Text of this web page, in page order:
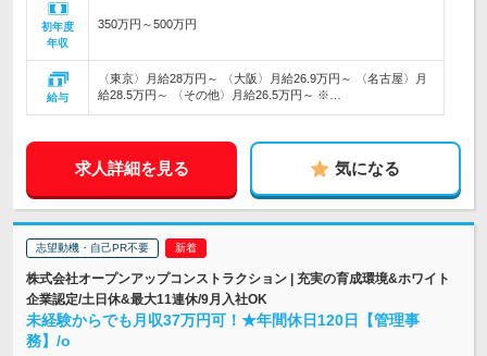
初年度
年収
350万円～500万円
給与
〈東京〉月給28万円～ 〈大阪〉月給26.9万円～ 〈名古屋〉月
給28.5万円～ 〈その他〉月給26.5万円～ ※…
求人詳細を見る 気になる
志望動機・自己PR不要
株式会社オープンアップコンストラクション | 充実の育成環境&ホワイト
企業認定/土日休&最大11連休/9月入社OK
未経験からでも月収37万円可！★年間休日120日【管理事
務】/o